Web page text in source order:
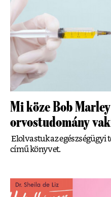
Mi köze Bob
orvostudomány
Elolvastuk az
című könyvet.